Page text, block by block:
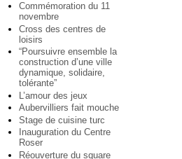
Commémoration du 11
novembre
Cross des centres de
loisirs
“Poursuivre ensemble la
construction d’une ville
dynamique, solidaire,
tolérante”
L’amour des jeux
Aubervilliers fait mouche
Stage de cuisine turc
Inauguration du Centre
Roser
Réouverture du square